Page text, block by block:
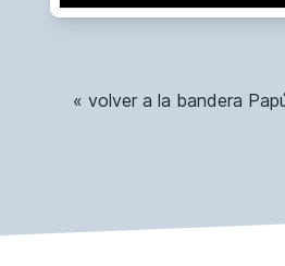
« volver a la bandera